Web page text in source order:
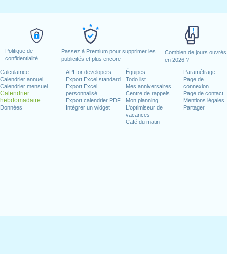
Politique de
confidentialité
Passez à Premium pour supprimer les
publicités et plus encore
Combien de jours ouvrés
en 2026 ?
Calculatrice
Calendrier annuel
Calendrier mensuel
Calendrier
hebdomadaire
Données
API for developers
Export Excel standard
Export Excel
personnalisé
Export calendrier PDF
Intégrer un widget
Équipes
Todo list
Mes anniversaires
Centre de rappels
Mon planning
L'optimiseur de
vacances
Café du matin
Paramétrage
Page de
connexion
Page de contact
Mentions légales
Partager